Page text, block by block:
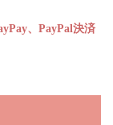
、PayPal決済